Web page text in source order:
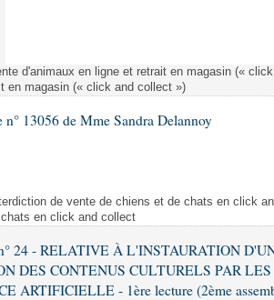
des lois
des lois
sociale
et orales
débats
d'animaux en ligne et retrait en magasin («
en magasin (« click and collect »)
n° 13056 de Mme Sandra Delannoy
de vente de chiens et de chats en click
en click and collect
24 - RELATIVE À L'INSTAURATION
DES CONTENUS CULTURELS PAR LES
ARTIFICIELLE - 1ère lecture (2ème